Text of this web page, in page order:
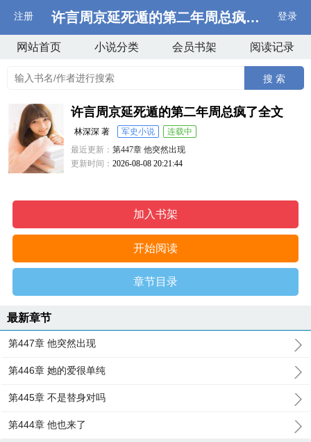
注册 许言周京延死遁的第二年周总疯了全文登录
网站首页 小说分类 会员书架 阅读记录
搜 索
许言周京延死遁的第二年周总疯了全文
林深深 著 军史小说
连载中
最近更新：第447章 他突然出现
更新时间：2026-08-08 20:21:44
加入书架
开始阅读
章节目录
最新章节
第447章 他突然出现
第446章 她的爱很单纯
第445章 不是替身对吗
第444章 他也来了